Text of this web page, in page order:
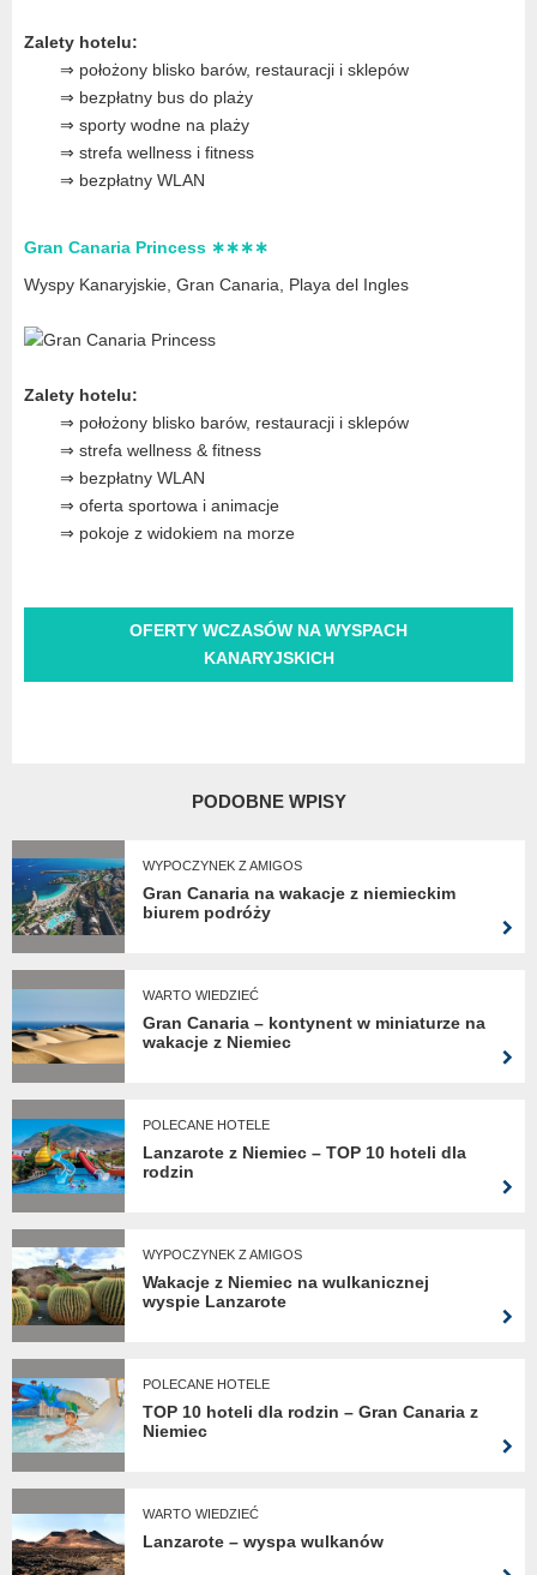
Zalety hotelu:
⇒ położony blisko barów, restauracji i sklepów
⇒ bezpłatny bus do plaży
⇒ sporty wodne na plaży
⇒ strefa wellness i fitness
⇒ bezpłatny WLAN
Gran Canaria Princess ∗∗∗∗
Wyspy Kanaryjskie, Gran Canaria , Playa del Ingles
Zalety hotelu:
⇒ położony blisko barów, restauracji i sklepów
⇒ strefa wellness & fitness
⇒ bezpłatny WLAN
⇒ oferta sportowa i animacje
⇒ pokoje z widokiem na morze
OFERTY WCZASÓW NA WYSPACH
KANARYJSKICH
PODOBNE WPISY
WYPOCZYNEK Z AMIGOS
Gran Canaria na wakacje z niemieckim
biurem podróży
WARTO WIEDZIEĆ
Gran Canaria – kontynent w miniaturze na
wakacje z Niemiec
POLECANE HOTELE
Lanzarote z Niemiec – TOP 10 hoteli dla
rodzin
WYPOCZYNEK Z AMIGOS
Wakacje z Niemiec na wulkanicznej
wyspie Lanzarote
POLECANE HOTELE
TOP 10 hoteli dla rodzin – Gran Canaria z
Niemiec
WARTO WIEDZIEĆ
Lanzarote – wyspa wulkanów